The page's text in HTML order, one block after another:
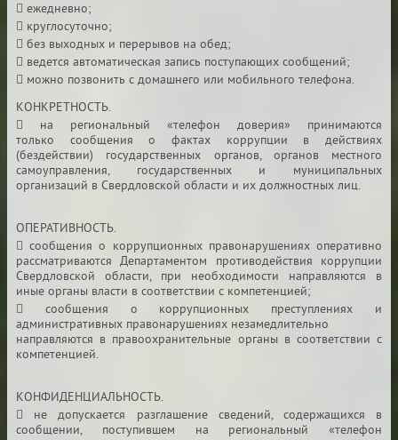
 ежедневно;
 круглосуточно;
 без выходных и перерывов на обед;
 ведется автоматическая запись поступающих сообщений;
 можно позвонить с домашнего или мобильного телефона.
КОНКРЕТНОСТЬ.
 на региональный «телефон доверия» принимаются
только сообщения о фактах коррупции в действиях
(бездействии) государственных органов, органов местного
самоуправления, государственных и муниципальных
организаций в Свердловской области и их должностных лиц.
ОПЕРАТИВНОСТЬ.
 сообщения о коррупционных правонарушениях оперативно
рассматриваются Департаментом противодействия коррупции
Свердловской области, при необходимости направляются в
иные органы власти в соответствии с компетенцией;
 сообщения о коррупционных преступлениях и
административных правонарушениях незамедлительно
направляются в правоохранительные органы в соответствии с
компетенцией.
КОНФИДЕНЦИАЛЬНОСТЬ.
 не допускается разглашение сведений, содержащихся в
сообщении, поступившем на региональный «телефон